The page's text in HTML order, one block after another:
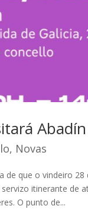
, Novas
de que o vindeiro
itinerante de
O punto de...